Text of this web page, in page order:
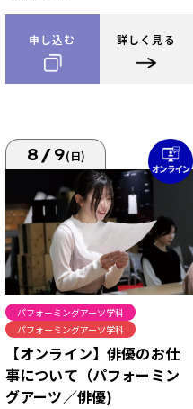
申し込む 詳しく見る
8/9(日)
パフォーミングアーツ学科
パフォーミングアーツ学科
【オンライン】俳優のお仕
事について（パフォーミン
グアーツ／俳優)